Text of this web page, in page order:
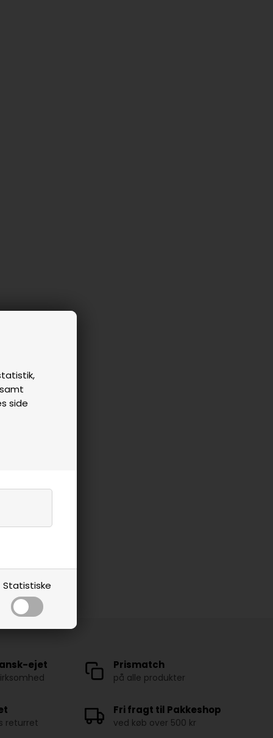
side
Statistiske
ejet Prismatch
på alle produkter
returret
Fri fragt til Pakkeshop
ved køb over 500 kr